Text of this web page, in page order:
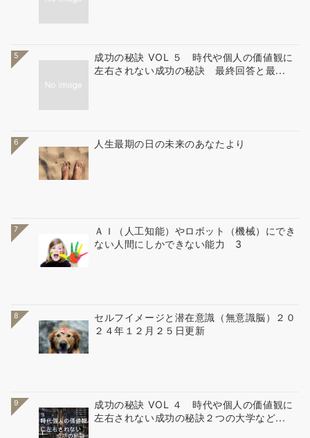
5
成功の秘訣 VOL ５ 時代や個人の価値観に
左右されない成功の秘訣 最終回答と最...
6 人生最期の日の未来のあなたより
7
ＡＩ（人工知能）やロボット（機械）にでき
ない人間にしかできない能力 3
8
セルフイメージと潜在意識（無意識脳）２０
２４年１２月２５日更新
9
成功の秘訣 VOL ４ 時代や個人の価値観に
左右されない成功の秘訣２つの大学など...